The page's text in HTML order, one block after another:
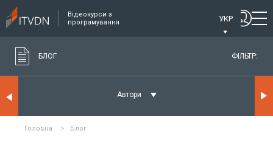
Відеокурси з
програмування
УКР
БЛОГ ФІЛЬТР:
Автори
Головна > Блог